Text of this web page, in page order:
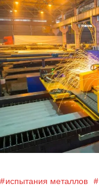
испытания металлов